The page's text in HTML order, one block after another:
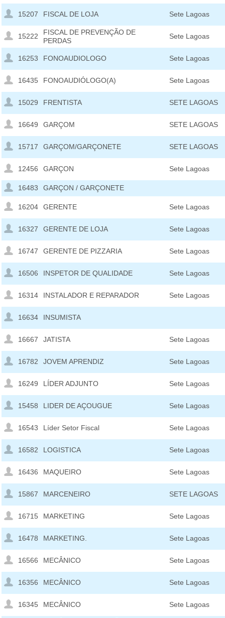
15207 FISCAL DE LOJA Sete Lagoas
15222
FISCAL DE PREVENÇÃO DE
PERDAS
Sete Lagoas
16253 FONOAUDIOLOGO Sete Lagoas
16435 FONOAUDIÓLOGO(A) Sete Lagoas
15029 FRENTISTA SETE LAGOAS
16649 GARÇOM SETE LAGOAS
15717 GARÇOM/GARÇONETE SETE LAGOAS
12456 GARÇON Sete Lagoas
16483 GARÇON / GARÇONETE
16204 GERENTE Sete Lagoas
16327 GERENTE DE LOJA Sete Lagoas
16747 GERENTE DE PIZZARIA Sete Lagoas
16506 INSPETOR DE QUALIDADE Sete Lagoas
16314 INSTALADOR E REPARADOR Sete Lagoas
16634 INSUMISTA
16667 JATISTA Sete Lagoas
16782 JOVEM APRENDIZ Sete Lagoas
16249 LÍDER ADJUNTO Sete Lagoas
15458 LIDER DE AÇOUGUE Sete Lagoas
16543 Líder Setor Fiscal Sete Lagoas
16582 LOGISTICA Sete Lagoas
16436 MAQUEIRO Sete Lagoas
15867 MARCENEIRO SETE LAGOAS
16715 MARKETING Sete Lagoas
16478 MARKETING. Sete Lagoas
16566 MECÂNICO Sete Lagoas
16356 MECÂNICO Sete Lagoas
16345 MECÂNICO Sete Lagoas